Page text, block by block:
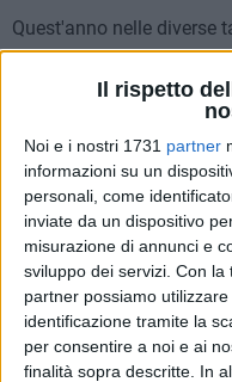
Il rispetto
Noi e i nostri 1731 partner
informazioni su un
personali, come
inviate da un dispositivo
misurazione di annunci e
sviluppo dei servizi. Con la
partner possiamo
identificazione tramite la
per consentire a noi e ai
finalità sopra descritte. In
Quest'anno nelle diverse
corner informativi di
dall'Associazione LILT
stampa il Presidente
attività sportive, invece,
tecnico del CONI e da
merenda nella pausa di
partners commerciali,